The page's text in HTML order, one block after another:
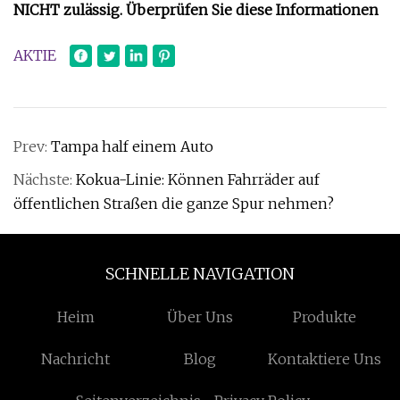
NICHT zulässig. Überprüfen Sie diese Informationen
AKTIE
Prev: Tampa half einem Auto
Nächste: Kokua-Linie: Können Fahrräder auf
öffentlichen Straßen die ganze Spur nehmen?
SCHNELLE NAVIGATION
Heim Über Uns Produkte
Nachricht Blog Kontaktiere Uns